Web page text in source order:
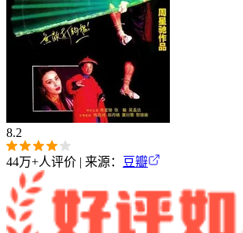
8.2
44万+人评价 | 来源： 豆瓣